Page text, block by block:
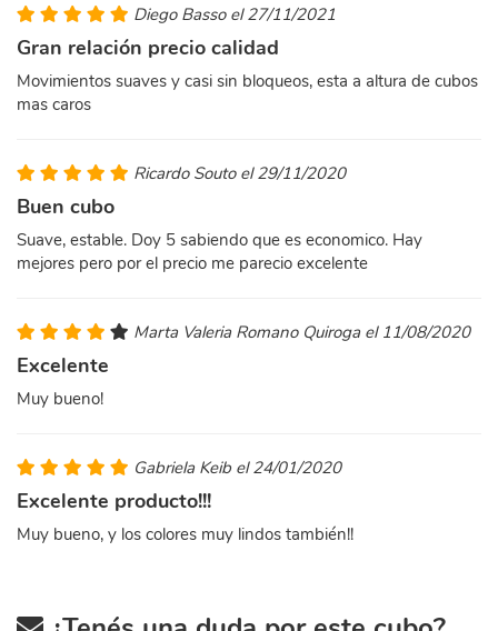
Diego Basso el 27/11/2021
Gran relación precio calidad
Movimientos suaves y casi sin bloqueos, esta a altura de cubos
mas caros
Ricardo Souto el 29/11/2020
Buen cubo
Suave, estable. Doy 5 sabiendo que es economico. Hay
mejores pero por el precio me parecio excelente
Marta Valeria Romano Quiroga el 11/08/2020
Excelente
Muy bueno!
Gabriela Keib el 24/01/2020
Excelente producto!!!
Muy bueno, y los colores muy lindos también!!